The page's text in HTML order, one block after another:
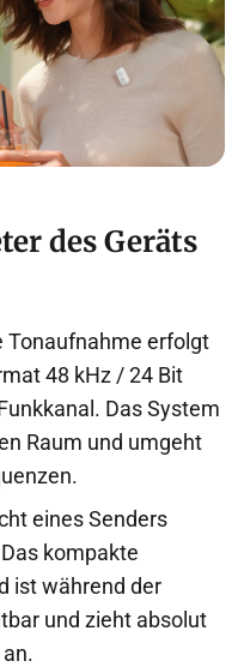
des Geräts
Tonaufnahme erfolgt
48 kHz / 24 Bit
Das System
Raum und umgeht
eines Senders
kompakte
ist während der
und zieht absolut